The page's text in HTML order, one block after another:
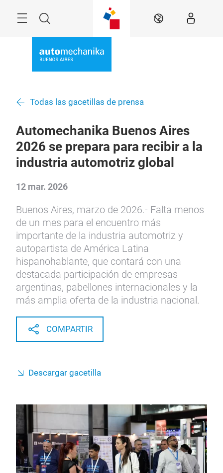
Buscar ES
Todas las gacetillas de prensa
Automechanika Buenos Aires
2026 se prepara para recibir a la
industria automotriz global
12 mar. 2026
Buenos Aires, marzo de 2026.- Falta menos
de un mes para el encuentro más
importante de la industria automotriz y
autopartista de América Latina
hispanohablante, que contará con una
destacada participación de empresas
argentinas, pabellones internacionales y la
más amplia oferta de la industria nacional.
COMPARTIR
Descargar gacetilla